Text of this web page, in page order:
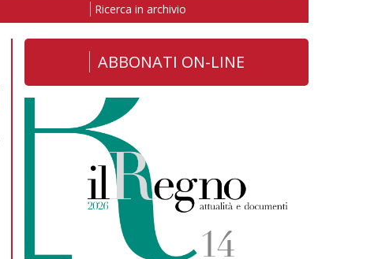
Ricerca in archivio
ABBONATI ON-LINE